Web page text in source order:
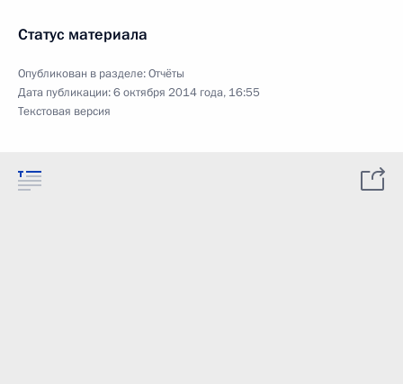
Статус материала
Опубликован в разделе:Отчёты
Дата публикации:6 октября 2014 года, 16:55
Текстовая версия